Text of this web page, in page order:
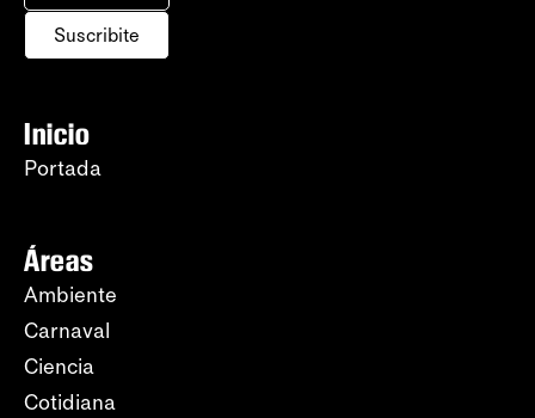
Suscribite
Inicio
Portada
Áreas
Ambiente
Carnaval
Ciencia
Cotidiana